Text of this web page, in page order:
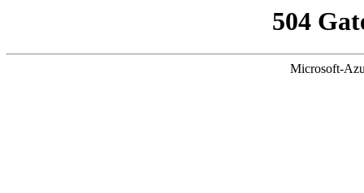
504
Microsoft-